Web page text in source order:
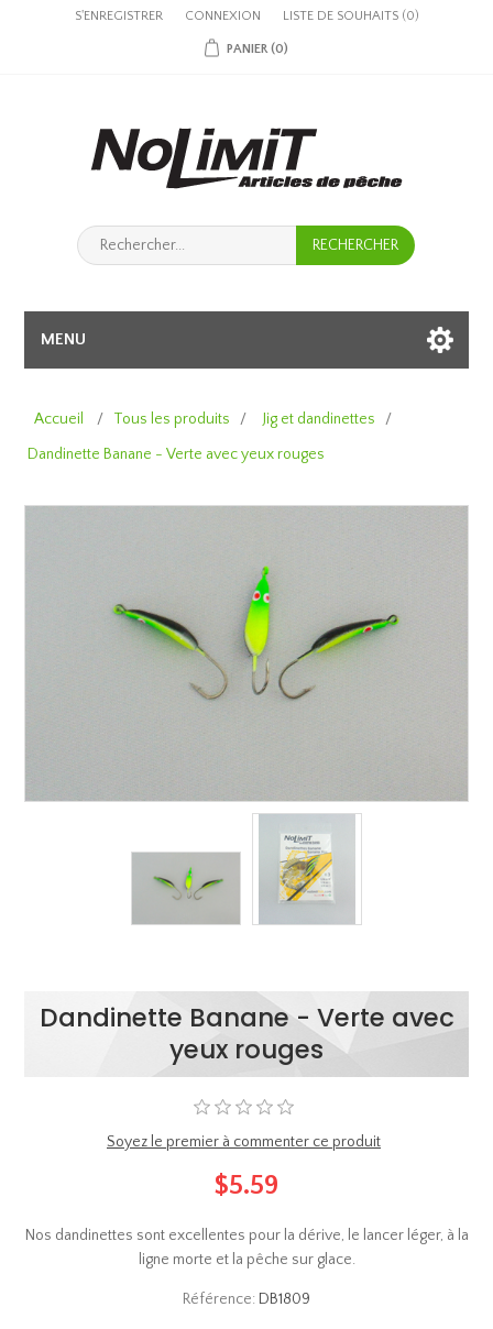
S'ENREGISTRER CONNEXION LISTE DE SOUHAITS (0)
PANIER (0)
MENU
Accueil / Tous les produits / Jig et dandinettes
/
Dandinette Banane - Verte avec yeux rouges
Dandinette Banane - Verte avec
yeux rouges
Soyez le premier à commenter ce produit
$5.59
Nos dandinettes sont excellentes pour la dérive, le lancer léger, à la
ligne morte et la pêche sur glace.
Référence: DB1809